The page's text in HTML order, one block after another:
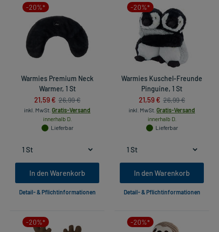
-20%*
Warmies Premium Neck
Warmer, 1 St
21,59 € 26,99 €
inkl. MwSt. Gratis-Versand
innerhalb D.
Lieferbar
In den Warenkorb
Detail- & Pflichtinformationen
-20%*
Warmies Kuschel-Freunde
Pinguine, 1 St
21,59 € 26,99 €
inkl. MwSt. Gratis-Versand
innerhalb D.
Lieferbar
In den Warenkorb
Detail- & Pflichtinformationen
-20%* -20%*